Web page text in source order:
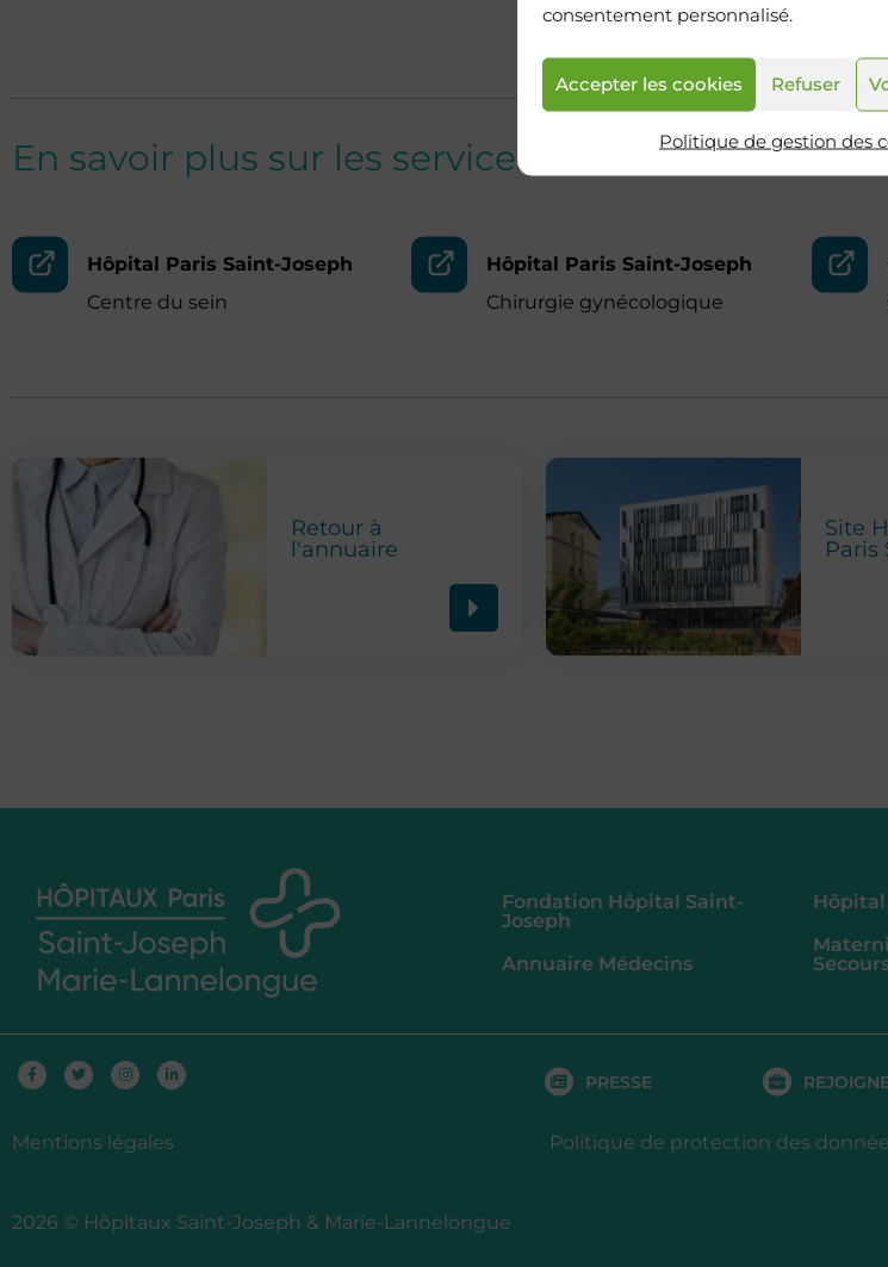
consentement personnalisé.
Accepter les cookies Refuser
Politique de gestion des
En savoir plus sur les services
Hôpital Paris Saint-Joseph
Centre du sein
Hôpital Paris Saint-Joseph
Chirurgie gynécologique
Retour à
l'annuaire
Site
Paris
Fondation Hôpital Saint-
Joseph
Annuaire Médecins
Hôpital
Facebook-
f
TwitterInstagramLinkedin-
in
PRESSE
Mentions légales Politique de protection des
2026 © Hôpitaux Saint-Joseph & Marie-Lannelongue